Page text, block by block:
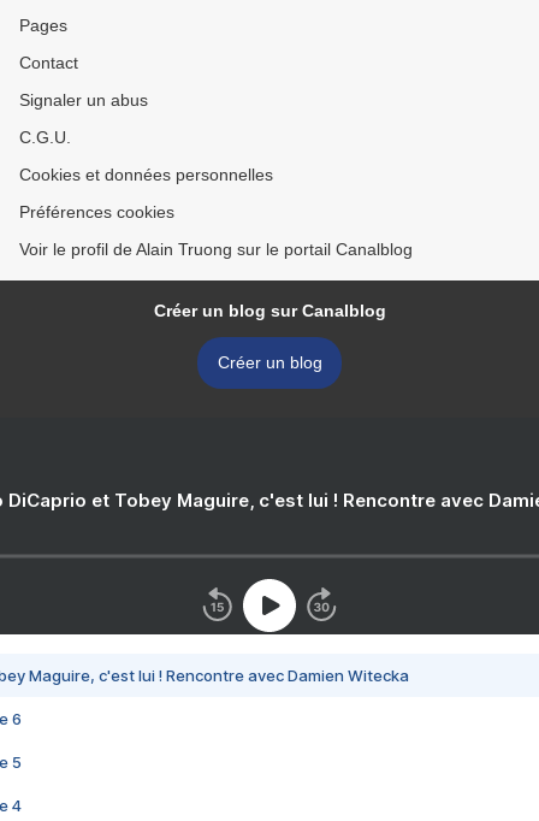
Pages
Contact
Signaler un abus
C.G.U.
Cookies et données personnelles
Préférences cookies
Voir le profil de Alain Truong sur le portail Canalblog
Créer un blog sur Canalblog
Créer un blog
DiCaprio et Tobey Maguire, c'est lui ! Rencontre avec
Maguire, c'est lui ! Rencontre avec Damien Witecka
6
5
4